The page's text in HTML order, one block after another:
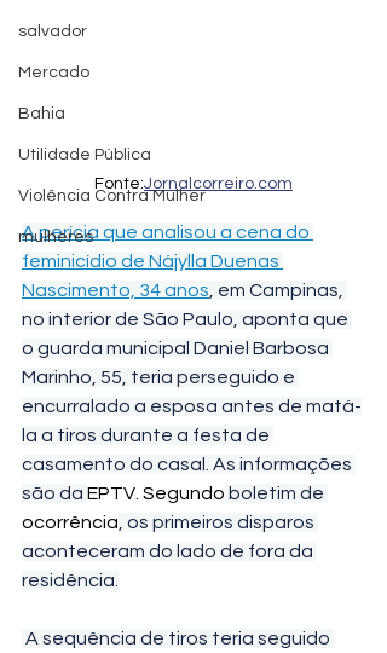
salvador
Mercado
Bahia
Utilidade Pública
Violência Contra Mulher
mulheres
Fonte:Jornalcorreiro.com
A perícia que analisou a cena do
feminicídio de Nájylla Duenas
Nascimento, 34 anos, em Campinas,
no interior de São Paulo, aponta que
o guarda municipal Daniel Barbosa
Marinho, 55, teria perseguido e
encurralado a esposa antes de matá-
la a tiros durante a festa de
casamento do casal. As informações
são da EPTV. Segundo boletim de
ocorrência, os primeiros disparos
aconteceram do lado de fora da
residência.